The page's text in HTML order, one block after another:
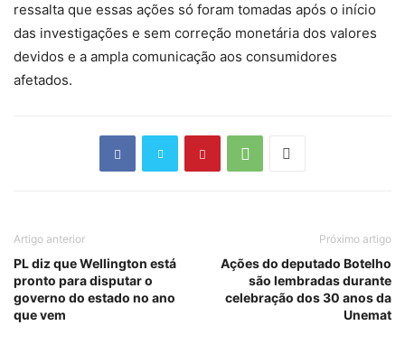
ressalta que essas ações só foram tomadas após o início
das investigações e sem correção monetária dos valores
devidos e a ampla comunicação aos consumidores
afetados.
Artigo anterior
PL diz que Wellington está
pronto para disputar o
governo do estado no ano
que vem
Próximo artigo
Ações do deputado Botelho
são lembradas durante
celebração dos 30 anos da
Unemat